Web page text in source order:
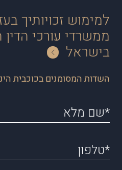
למימוש זכויותיך
ממשרדי עורכי הדין
בישראל
השדות המסומנים בכוכבית